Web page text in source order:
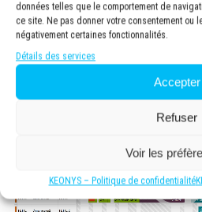
données telles que le comportement de
ce site. Ne pas donner votre consentement ou
négativement certaines fonctionnalités.
Détails des services
Accepter
Refuser
Voir les
KEONYS – Politique de confidentialité
NOUVEAUTÉ: pointer avec la
Gantt, à l’aide de la touche clavier «
souris vous pouvez désormais
Planning sans un clic !
Lecteur